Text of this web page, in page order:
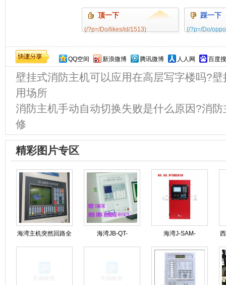
顶一下
(/?p=/Do/likes/id/1513)
踩一下
(/?p=/Do/
QQ空间 新浪微博 腾讯微博 人人网 百度
壁挂式消防主机可以应用在高层写字楼吗?
用场所
消防主机手动自动切换失败是什么原因?消
修
精彩图片专区
海湾主机突然回路全
线报警可能是什么原
海湾JB-QT-
GST9000H火灾报警
海湾J-SAM-
GST9116火灾报警按
钮修理